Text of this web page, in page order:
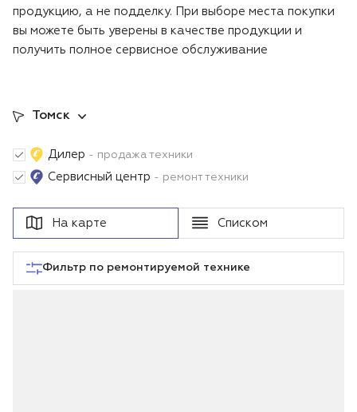
Воздуходувки
Аккумуляторная техника iPrix
Генераторы
Мотопомпы
Подметальные машины
Блог
продукцию, а не подделку. При выборе места покупки
вы можете быть уверены в качестве продукции и
получить полное сервисное обслуживание
Томск
Дилер - продажа техники
Сервисный центр - ремонт техники
На карте Списком
Фильтр по ремонтируемой технике